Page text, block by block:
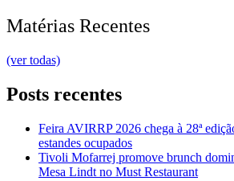
Matérias Recentes
(ver todas)
Posts recentes
Feira AVIRRP 2026 chega à 28ª
estandes ocupados
Tivoli Mofarrej promove brunch
Mesa Lindt no Must Restaurant